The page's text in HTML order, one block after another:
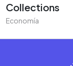
Collections
Economía